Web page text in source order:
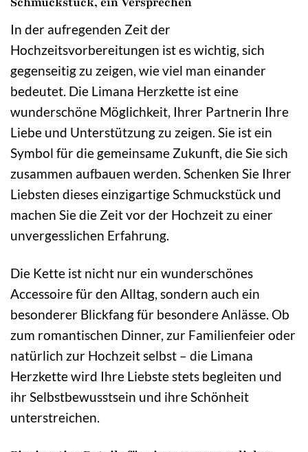
In der aufregenden Zeit der
Hochzeitsvorbereitungen ist es wichtig, sich
gegenseitig zu zeigen, wie viel man einander
bedeutet. Die Limana Herzkette ist eine
wunderschöne Möglichkeit, Ihrer Partnerin Ihre
Liebe und Unterstützung zu zeigen. Sie ist ein
Symbol für die gemeinsame Zukunft, die Sie sich
zusammen aufbauen werden. Schenken Sie Ihrer
Liebsten dieses einzigartige Schmuckstück und
machen Sie die Zeit vor der Hochzeit zu einer
unvergesslichen Erfahrung.
Die Kette ist nicht nur ein wunderschönes
Accessoire für den Alltag, sondern auch ein
besonderer Blickfang für besondere Anlässe. Ob
zum romantischen Dinner, zur Familienfeier oder
natürlich zur Hochzeit selbst – die Limana
Herzkette wird Ihre Liebste stets begleiten und
ihr Selbstbewusstsein und ihre Schönheit
unterstreichen.